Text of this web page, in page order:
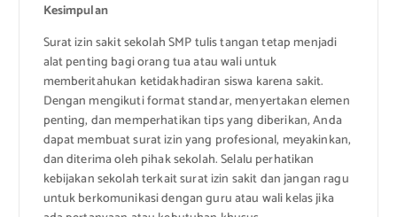
Kesimpulan
Surat izin sakit sekolah SMP tulis tangan tetap menjadi
alat penting bagi orang tua atau wali untuk
memberitahukan ketidakhadiran siswa karena sakit.
Dengan mengikuti format standar, menyertakan elemen
penting, dan memperhatikan tips yang diberikan, Anda
dapat membuat surat izin yang profesional, meyakinkan,
dan diterima oleh pihak sekolah. Selalu perhatikan
kebijakan sekolah terkait surat izin sakit dan jangan ragu
untuk berkomunikasi dengan guru atau wali kelas jika